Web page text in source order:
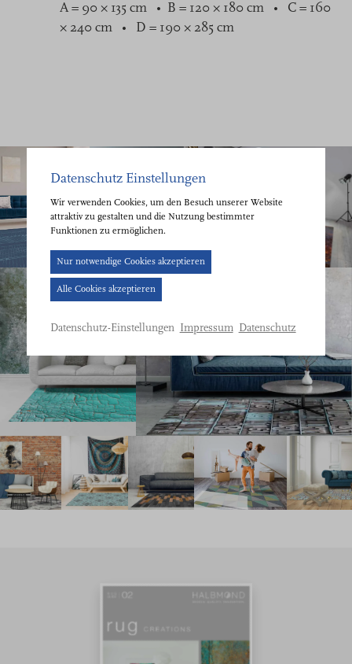
A = 90 × 135 cm • B = 120 × 180 cm • C = 160
× 240 cm • D = 190 × 285 cm
Datenschutz Einstellungen
Wir verwenden Cookies, um den Besuch unserer Website
attraktiv zu gestalten und die Nutzung bestimmter
Funktionen zu ermöglichen.
Nur notwendige Cookies akzeptieren
Alle Cookies akzeptieren
Datenschutz-Einstellungen Impressum Datenschutz
Cookie-
treffen
Sie
eine
Auswahl.